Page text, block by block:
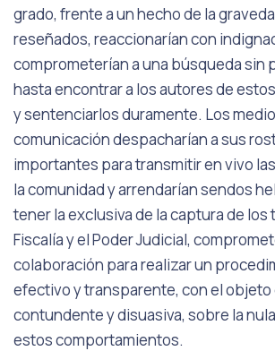
grado, frente a un hecho de la
reseñados, reaccionarían con
comprometerían a una búsqueda sin
hasta encontrar a los autores de
y sentenciarlos duramente. Los
comunicación despacharían a sus
importantes para transmitir en vivo
la comunidad y arrendarían sendos
tener la exclusiva de la captura de los
Fiscalía y el Poder Judicial,
colaboración para realizar un
efectivo y transparente, con el objeto
contundente y disuasiva, sobre la
estos comportamientos.